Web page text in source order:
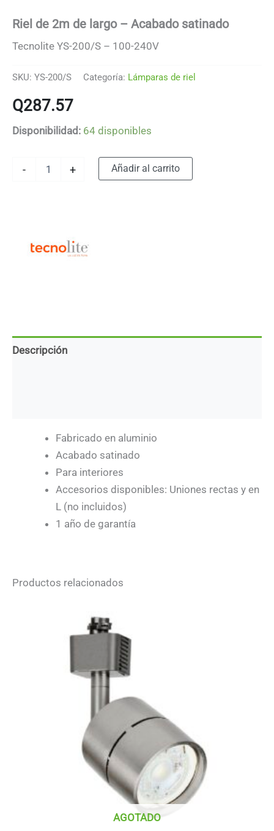
Riel de 2m de largo – Acabado satinado
Tecnolite YS-200/S – 100-240V
SKU: YS-200/S Categoría: Lámparas de riel
Q287.57
Disponibilidad: 64 disponibles
-
satinado
+ Añadir al carrito
Descripción
Fabricado en aluminio
Acabado satinado
Para interiores
Accesorios disponibles: Uniones rectas y en
L (no incluidos)
1 año de garantía
Productos relacionados
AGOTADO